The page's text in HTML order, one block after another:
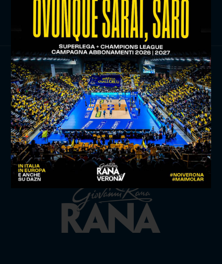
ISCRIVITI ORA
TITLE SPONSOR